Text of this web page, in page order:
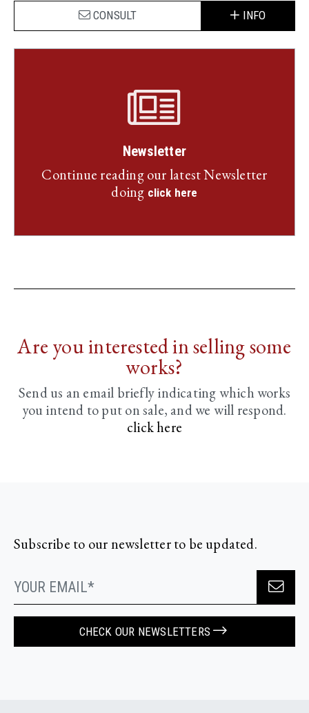
CONSULT INFO
Newsletter
Continue reading our latest Newsletter
doing click here
Are you interested in selling some
works?
Send us an email briefly indicatingwhich works
you intend to put on sale, and we will respond.
click here
Subscribe to our newsletter to be updated.
CHECK OUR NEWSLETTERS